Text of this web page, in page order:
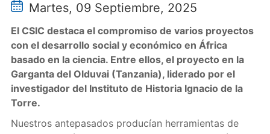
Martes, 09 Septiembre, 2025
El CSIC destaca el compromiso de varios proyectos
con el desarrollo social y económico en África
basado en la ciencia. Entre ellos, el proyecto en la
Garganta del Olduvai (Tanzania), liderado por el
investigador del Instituto de Historia Ignacio de la
Torre.
Nuestros antepasados producían herramientas de